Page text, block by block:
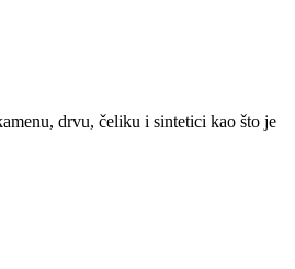
drvu, čeliku i sintetici kao što je